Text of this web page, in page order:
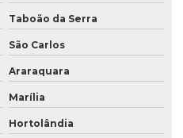
Taboão da Serra
São Carlos
Araraquara
Marília
Hortolândia